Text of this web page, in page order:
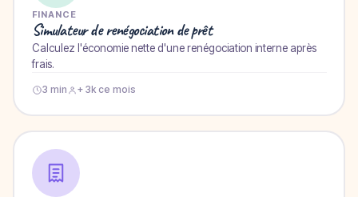
FINANCE
Simulateur de renégociation de prêt
Calculez l'économie nette d'une renégociation interne après
frais.
3 min + 3k ce mois